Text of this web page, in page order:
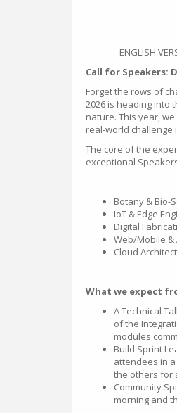
------------ENGLISH
Call for Speakers:
Forget the rows of
2026 is heading into
nature. This year,
real-world challenge
The core of the
exceptional
Botany & Bio-
IoT & Edge
Digital
Web/Mobile &
Cloud
What we expect
A Technical
of the
modules
Build Sprint
attendees in
the others for
Community
morning and